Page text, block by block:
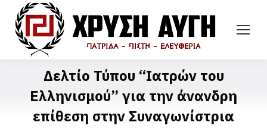
Δελτίο Τύπου “Ιατρών του
Ελληνισμού” για την άνανδρη
επίθεση στην Συναγωνίστρια